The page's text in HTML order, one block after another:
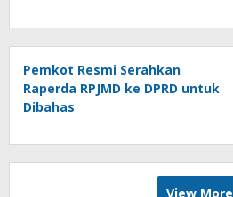
Pemkot Resmi Serahkan
Raperda RPJMD ke DPRD untuk
Dibahas
View More